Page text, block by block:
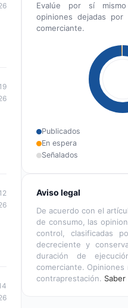
Evalúe por sí
opiniones dejadas
comerciante.
Publicados
En espera
Señalados
Aviso legal
De acuerdo con el
de consumo, las
control, clasificadas
decreciente y
duración de
comerciante.
contraprestación.